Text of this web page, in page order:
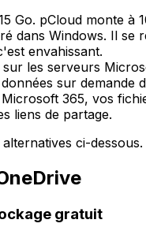
Go. pCloud monte à
dans Windows. Il
envahissant.
les serveurs
sur demande
365, vos
liens de partage.
ci-
gratuit